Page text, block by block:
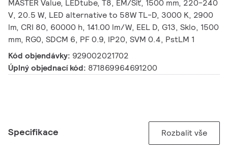
MASTER Value, LEDtube, T8, EM/Síť, 1500 mm, 220-240
V, 20.5 W, LED alternative to 58W TL-D, 3000 K, 2900
lm, CRI 80, 60000 h, 141.00 lm/W, EEL D, G13, Sklo, 1500
mm, RG0, SDCM 6, PF 0.9, IP20, SVM 0.4, PstLM 1
Kód objendávky: 929002021702
Úplný objednací kód: 871869964691200
Specifikace Rozbalit vše